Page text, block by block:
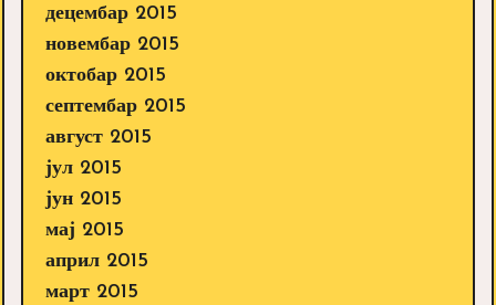
децембар 2015
новембар 2015
октобар 2015
септембар 2015
август 2015
јул 2015
јун 2015
мај 2015
април 2015
март 2015